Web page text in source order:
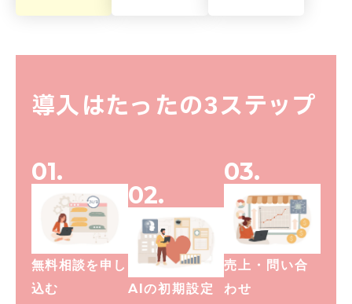
導入はたったの3ステップ
01.
無料相談を申し
込む
02.
AIの初期設定
03.
売上・問い合
わせ